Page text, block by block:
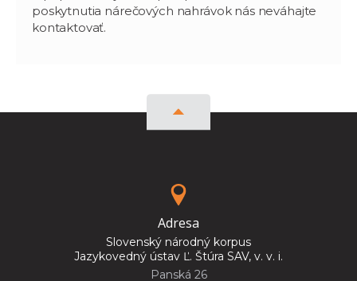
poskytnutia nárečových nahrávok nás neváhajte
kontaktovať.
Adresa
Slovenský národný korpus
Jazykovedný ústav Ľ. Štúra SAV, v. v. i.
Panská 26